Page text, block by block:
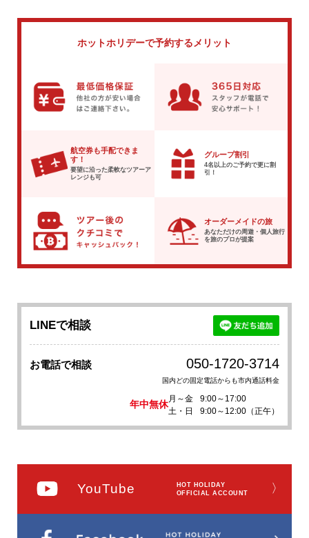
ホットホリデーで予約するメリット
航空券も手配できま
す！
要望に沿った柔軟なツアーア
レンジも可
グループ割引
4名以上のご予約で更に割
引！
オーダーメイドの旅
あなただけの周遊・個人旅行
を旅のプロが提案
LINEで相談
お電話で相談 050-1720-3714
国内どの固定電話からも市内通話料金
年中無休
月～金
9:00～17:00
土・日
9:00～12:00（正午）
YouTube
HOT HOLIDAY
OFFICIAL ACCOUNT
〉